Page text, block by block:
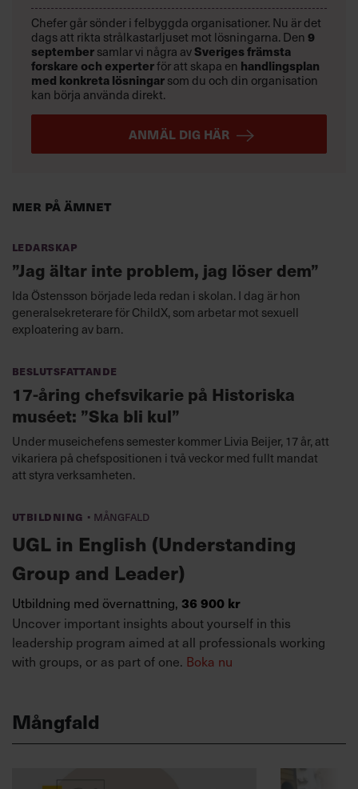
Mer på ämnet
Ledarskap
”Jag ältar inte problem, jag löser dem”
Ida Östensson började leda redan i skolan. I dag är hon
generalsekreterare för ChildX, som arbetar mot sexuell
exploatering av barn.
Beslutsfattande
17-åring chefsvikarie på Historiska
muséet: ”Ska bli kul”
Under museichefens semester kommer Livia Beijer, 17 år, att
vikariera på chefspositionen i två veckor med fullt mandat
att styra verksamheten.
Utbildning · Mångfald
UGL in English (Understanding
Group and Leader)
Utbildning med övernattning, 36 900 kr
Uncover important insights about yourself in this
leadership program aimed at all professionals working
with groups, or as part of one. Boka nu
Chefer går sönder i felbyggda organisationer. Nu är det
dags att rikta strålkastarljuset mot lösningarna. Den9
septembersamlar vi några avSveriges främsta
forskare och experterför att skapa en handlingsplan
med konkreta lösningarsom du och din organisation
kan börja använda direkt.
ANMÄL DIG HÄR
Mångfald